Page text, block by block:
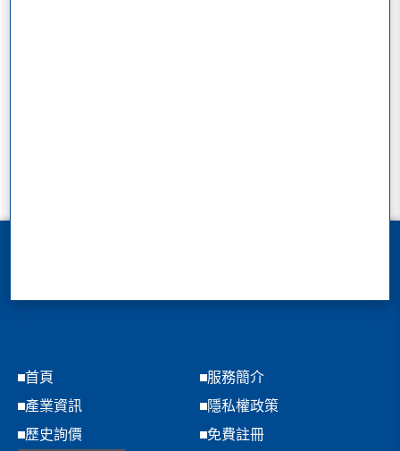
首頁
服務簡介
產業資訊
隱私權政策
歷史詢價
免費註冊